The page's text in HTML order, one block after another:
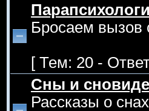
Бросаем вызов
[ Тем: 20 -
Сны и
Рассказы о